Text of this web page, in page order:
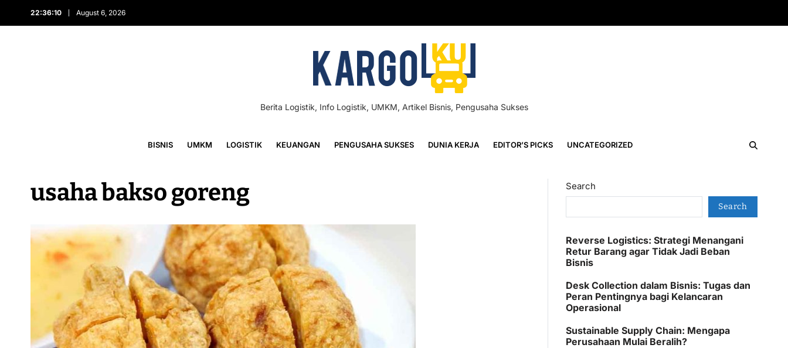
22:36:11 August 6, 2026
Berita Logistik, Info Logistik, UMKM, Artikel Bisnis, Pengusaha Sukses
BISNIS UMKM LOGISTIK KEUANGAN PENGUSAHA SUKSES DUNIA KERJA EDITOR’S PICKS UNCATEGORIZED
usaha bakso goreng Search
Search
Reverse Logistics: Strategi Menangani
Retur Barang agar Tidak Jadi Beban
Bisnis
Desk Collection dalam Bisnis: Tugas dan
Peran Pentingnya bagi Kelancaran
Operasional
Sustainable Supply Chain: Mengapa
Perusahaan Mulai Beralih?